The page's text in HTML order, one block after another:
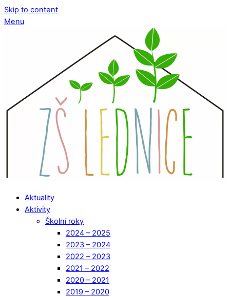
Skip to content
Menu
Aktuality
Aktivity
Školní roky
2024 – 2025
2023 – 2024
2022 – 2023
2021 – 2022
2020 – 2021
2019 – 2020